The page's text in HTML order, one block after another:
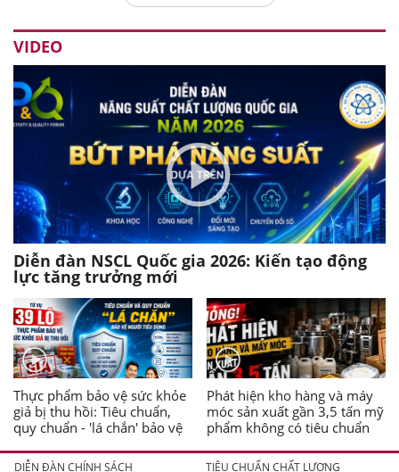
VIDEO
Diễn đàn NSCL Quốc gia 2026: Kiến tạo động
lực tăng trưởng mới
Thực phẩm bảo vệ sức khỏe
giả bị thu hồi: Tiêu chuẩn,
quy chuẩn - 'lá chắn' bảo vệ
Phát hiện kho hàng và máy
móc sản xuất gần 3,5 tấn mỹ
phẩm không có tiêu chuẩn
DIỄN ĐÀN CHÍNH SÁCH TIÊU CHUẨN CHẤT LƯỢNG